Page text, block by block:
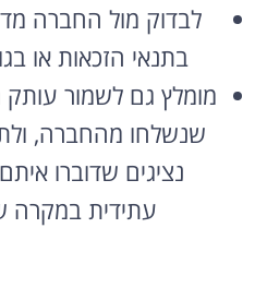
לבדוק מול החברה
בתנאי הזכאות או
מומלץ גם לשמור
שנשלחו מהחברה,
נציגים שדוברו
עתידית במקרה